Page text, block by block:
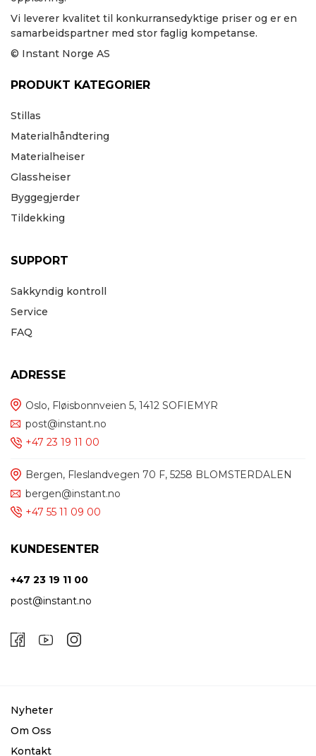
Vi leverer kvalitet til konkurransedyktige priser og er en
samarbeidspartner med stor faglig kompetanse.
© Instant Norge AS
PRODUKT KATEGORIER
Stillas
Materialhåndtering
Materialheiser
Glassheiser
Byggegjerder
Tildekking
SUPPORT
Sakkyndig kontroll
Service
FAQ
ADRESSE
Oslo, Fløisbonnveien 5, 1412 SOFIEMYR
post@instant.no
+47 23 19 11 00
Bergen, Fleslandvegen 70 F, 5258 BLOMSTERDALEN
bergen@instant.no
+47 55 11 09 00
KUNDESENTER
+47 23 19 11 00
post@instant.no
Nyheter
Om Oss
Kontakt